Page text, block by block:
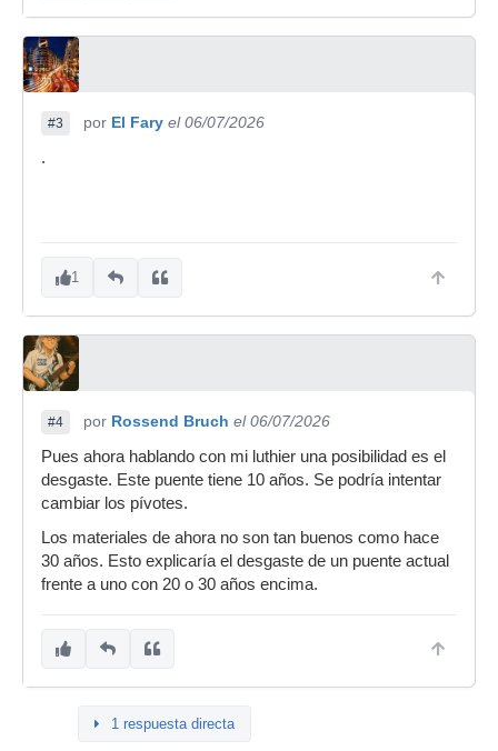
#3 por El Fary el 06/07/2026
.
1
#4 por Rossend Bruch el 06/07/2026
Pues ahora hablando con mi luthier una posibilidad es el
desgaste. Este puente tiene 10 años. Se podría intentar
cambiar los pívotes.
Los materiales de ahora no son tan buenos como hace
30 años. Esto explicaría el desgaste de un puente actual
frente a uno con 20 o 30 años encima.
1 respuesta directa